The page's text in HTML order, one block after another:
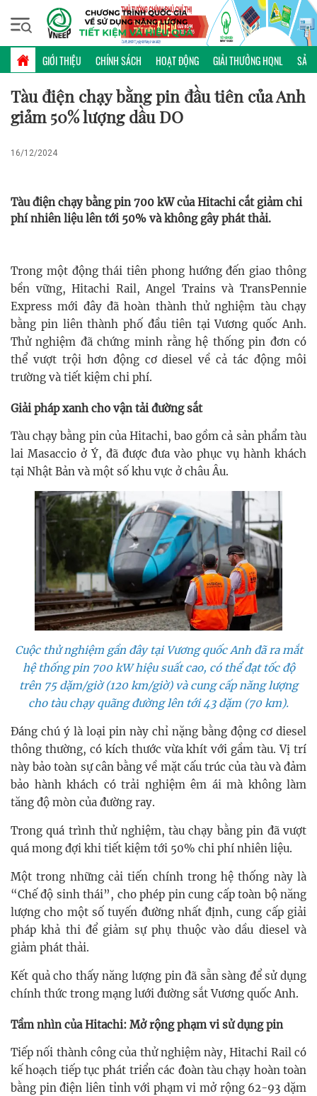
GIỚI THIỆU CHÍNH SÁCH HOẠT ĐỘNG GIẢI THƯỞNG HQNL SẢN
Thứ năm, 06/08/2026 | 18:25 GMT+7
PHỔ BIẾN KIẾN THỨC
Tàu điện chạy bằng pin đầu tiên của Anh
giảm 50% lượng dầu DO
16/12/2024
Tàu điện chạy bằng pin 700 kW của Hitachi cắt giảm chi
phí nhiên liệu lên tới 50% và không gây phát thải.
Trong một động thái tiên phong hướng đến giao thông
bền vững, Hitachi Rail, Angel Trains và TransPennie
Express mới đây đã hoàn thành thử nghiệm tàu chạy
bằng pin liên thành phố đầu tiên tại Vương quốc Anh.
Thử nghiệm đã chứng minh rằng hệ thống pin đơn có
thể vượt trội hơn động cơ diesel về cả tác động môi
trường và tiết kiệm chi phí.
Giải pháp xanh cho vận tải đường sắt
Tàu chạy bằng pin của Hitachi, bao gồm cả sản phẩm tàu
lai Masaccio ở Ý, đã được đưa vào phục vụ hành khách
tại Nhật Bản và một số khu vực ở châu Âu.
Cuộc thử nghiệm gần đây tại Vương quốc Anh đã ra mắt
hệ thống pin 700 kW hiệu suất cao, có thể đạt tốc độ
trên 75 dặm/giờ (120 km/giờ) và cung cấp năng lượng
cho tàu chạy quãng đường lên tới 43 dặm (70 km).
Đáng chú ý là loại pin này chỉ nặng bằng động cơ diesel
thông thường, có kích thước vừa khít với gầm tàu. Vị trí
này bảo toàn sự cân bằng về mặt cấu trúc của tàu và đảm
bảo hành khách có trải nghiệm êm ái mà không làm
tăng độ mòn của đường ray.
Trong quá trình thử nghiệm, tàu chạy bằng pin đã vượt
quá mong đợi khi tiết kiệm tới 50% chi phí nhiên liệu.
Một trong những cải tiến chính trong hệ thống này là
“Chế độ sinh thái”, cho phép pin cung cấp toàn bộ năng
lượng cho một số tuyến đường nhất định, cung cấp giải
pháp khả thi để giảm sự phụ thuộc vào dầu diesel và
giảm phát thải.
Kết quả cho thấy năng lượng pin đã sẵn sàng để sử dụng
chính thức trong mạng lưới đường sắt Vương quốc Anh.
Tầm nhìn của Hitachi: Mở rộng phạm vi sử dụng pin
Tiếp nối thành công của thử nghiệm này, Hitachi Rail có
kế hoạch tiếp tục phát triển các đoàn tàu chạy hoàn toàn
bằng pin điện liên tỉnh với phạm vi mở rộng 62-93 dặm